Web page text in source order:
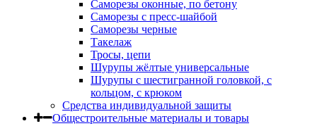
Саморезы оконные, по бетону
Саморезы с пресс-шайбой
Саморезы черные
Такелаж
Тросы, цепи
Шурупы жёлтые универсальные
Шурупы с шестигранной головкой, с
кольцом, с крюком
Средства индивидуальной защиты
Общестроительные материалы и товары